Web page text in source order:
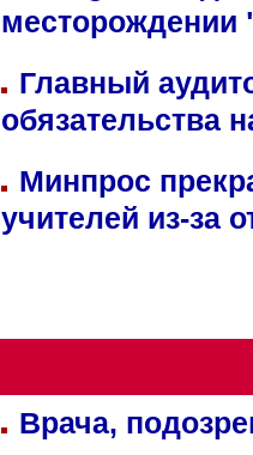
Главный
обязательства
Минпрос
учителей из-за
Врача,